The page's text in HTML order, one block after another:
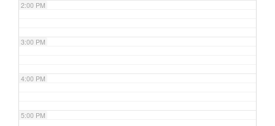
2:00 PM
3:00 PM
4:00 PM
5:00 PM